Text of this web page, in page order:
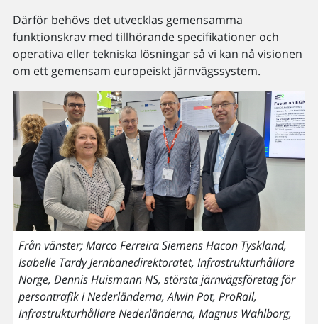
Därför behövs det utvecklas gemensamma
funktionskrav med tillhörande specifikationer och
operativa eller tekniska lösningar så vi kan nå visionen
om ett gemensam europeiskt järnvägssystem.
Från vänster; Marco Ferreira Siemens Hacon Tyskland,
Isabelle Tardy Jernbanedirektoratet, Infrastrukturhållare
Norge, Dennis Huismann NS, största järnvägsföretag för
persontrafik i Nederländerna, Alwin Pot, ProRail,
Infrastrukturhållare Nederländerna, Magnus Wahlborg,